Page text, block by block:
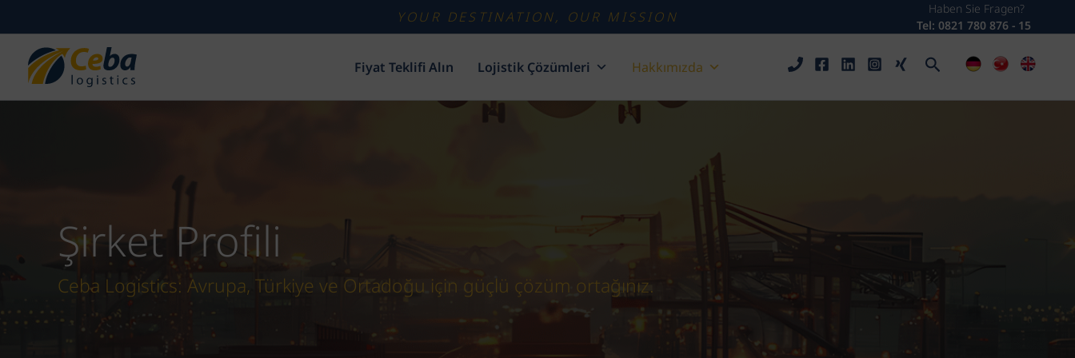
YOUR DESTINATION, OUR MISSION
Haben Sie Fragen?
Tel: 0821 780 876 - 15
Fiyat Teklifi Alın Lojistik Çözümleri Hakkımızda Arama
Şirket Profili
Ceba Logistics: Avrupa, Türkiye ve Ortadoğu için güçlü çözüm ortağınız.